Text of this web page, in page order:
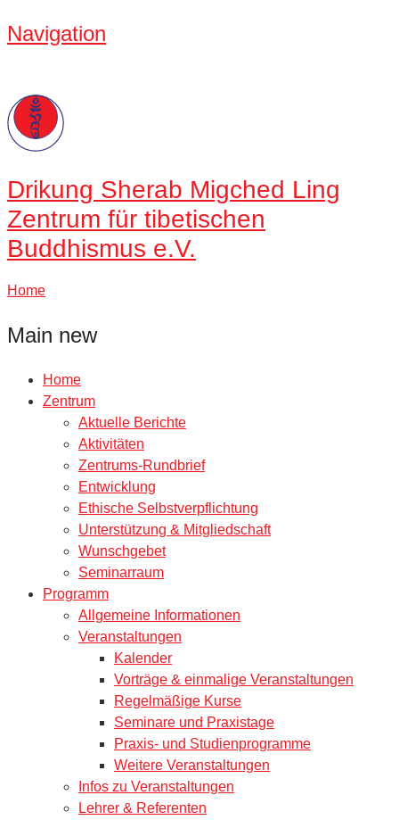
Navigation
Drikung Sherab Migched Ling
Zentrum für tibetischen
Buddhismus e.V.
Home
Main new
Home
Zentrum
Aktuelle Berichte
Aktivitäten
Zentrums-Rundbrief
Entwicklung
Ethische Selbstverpflichtung
Unterstützung & Mitgliedschaft
Wunschgebet
Seminarraum
Programm
Allgemeine Informationen
Veranstaltungen
Kalender
Vorträge & einmalige Veranstaltungen
Regelmäßige Kurse
Seminare und Praxistage
Praxis- und Studienprogramme
Weitere Veranstaltungen
Infos zu Veranstaltungen
Lehrer & Referenten